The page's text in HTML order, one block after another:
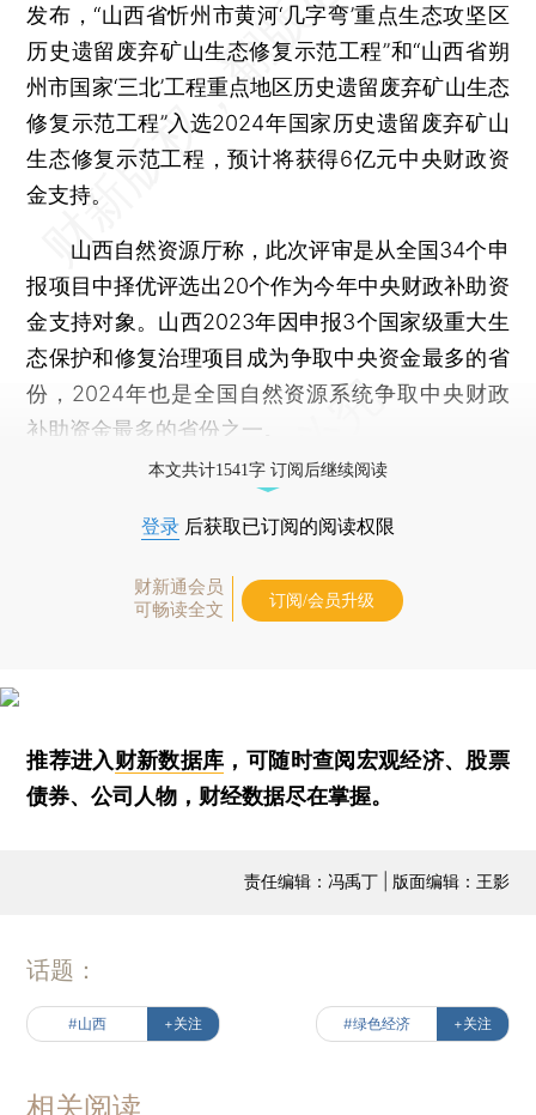
发布，“山西省忻州市黄河‘几字弯’重点生态攻坚区
历史遗留废弃矿山生态修复示范工程”和“山西省朔
州市国家‘三北’工程重点地区历史遗留废弃矿山生态
修复示范工程”入选2024年国家历史遗留废弃矿山
生态修复示范工程，预计将获得6亿元中央财政资
金支持。
山西自然资源厅称，此次评审是从全国34个申
报项目中择优评选出20个作为今年中央财政补助资
金支持对象。山西2023年因申报3个国家级重大生
态保护和修复治理项目成为争取中央资金最多的省
份，2024年也是全国自然资源系统争取中央财政
补助资金最多的省份之一。
本文共计1541字 订阅后继续阅读
登录 后获取已订阅的阅读权限
财新通会员
可畅读全文
订阅/会员升级
推荐进入财新数据库 ，可随时查阅宏观经济、股票
债券、公司人物，财经数据尽在掌握。
责任编辑：冯禹丁 | 版面编辑：王影
话题：
#山西 +关注 #绿色经济 +关注
相关阅读